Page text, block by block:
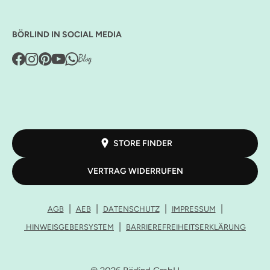
BÖRLIND IN SOCIAL MEDIA
STORE FINDER
VERTRAG WIDERRUFEN
AGB AEB DATENSCHUTZ
IMPRESSUM
HINWEISGEBERSYSTEM
BARRIEREFREIHEITSERKLÄRUNG